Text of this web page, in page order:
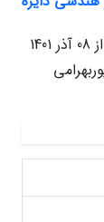
08 آذر 1401